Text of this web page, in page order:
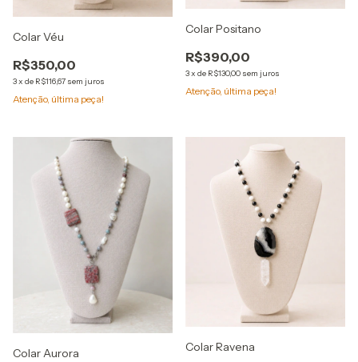
Colar Véu
R$350,00
3x de R$116,67 sem juros
Atenção, última peça!
Colar Positano
R$390,00
3x de R$130,00 sem juros
Atenção, última peça!
Colar Aurora Colar Ravena